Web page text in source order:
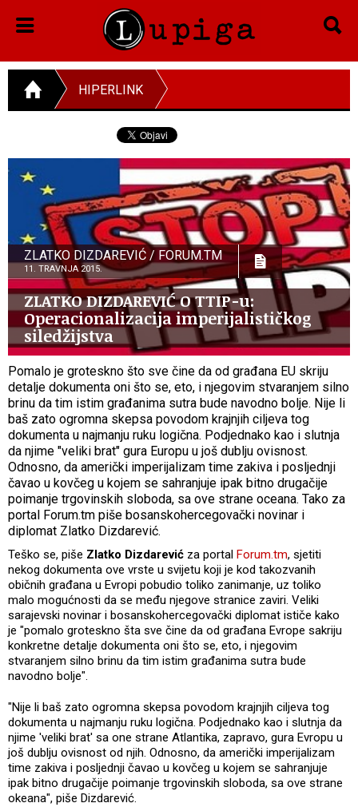
HIPERLINK
ZLATKO DIZDAREVIĆ / FORUM.TM
11. TRAVNJA 2015.
ZLATKO DIZDAREVIĆ O TTIP-u:
Operacionalizacija imperijalističkog
siledžijstva
Pomalo je groteskno što sve čine da od građana EU skriju
detalje dokumenta oni što se, eto, i njegovim stvaranjem silno
brinu da tim istim građanima sutra bude navodno bolje. Nije li
baš zato ogromna skepsa povodom krajnjih ciljeva tog
dokumenta u najmanju ruku logična. Podjednako kao i slutnja
da njime "veliki brat" gura Europu u još dublju ovisnost.
Odnosno, da američki imperijalizam time zakiva i posljednji
čavao u kovčeg u kojem se sahranjuje ipak bitno drugačije
poimanje trgovinskih sloboda, sa ove strane oceana. Tako za
portal Forum.tm piše bosanskohercegovački novinar i
diplomat Zlatko Dizdarević.
Teško se, piše Zlatko Dizdarević za portal Forum.tm, sjetiti
nekog dokumenta ove vrste u svijetu koji je kod takozvanih
običnih građana u Evropi pobudio toliko zanimanje, uz toliko
malo mogućnosti da se među njegove stranice zaviri. Veliki
sarajevski novinar i bosanskohercegovački diplomat ističe kako
je "pomalo groteskno šta sve čine da od građana Evrope sakriju
konkretne detalje dokumenta oni što se, eto, i njegovim
stvaranjem silno brinu da tim istim građanima sutra bude
navodno bolje".
"Nije li baš zato ogromna skepsa povodom krajnjih ciljeva tog
dokumenta u najmanju ruku logična. Podjednako kao i slutnja da
njime 'veliki brat' sa one strane Atlantika, zapravo, gura Evropu u
još dublju ovisnost od njih. Odnosno, da američki imperijalizam
time zakiva i posljednji čavao u kovčeg u kojem se sahranjuje
ipak bitno drugačije poimanje trgovinskih sloboda, sa ove strane
okeana", piše Dizdarević.